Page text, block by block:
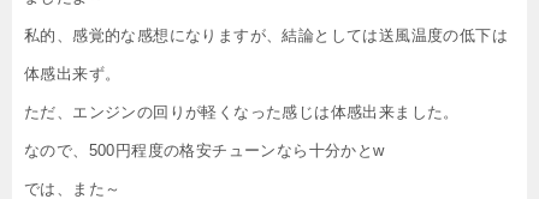
私的、感覚的な感想になりますが、結論としては送風温度の低下は
体感出来ず。
ただ、エンジンの回りが軽くなった感じは体感出来ました。
なので、500円程度の格安チューンなら十分かとw
では、また～